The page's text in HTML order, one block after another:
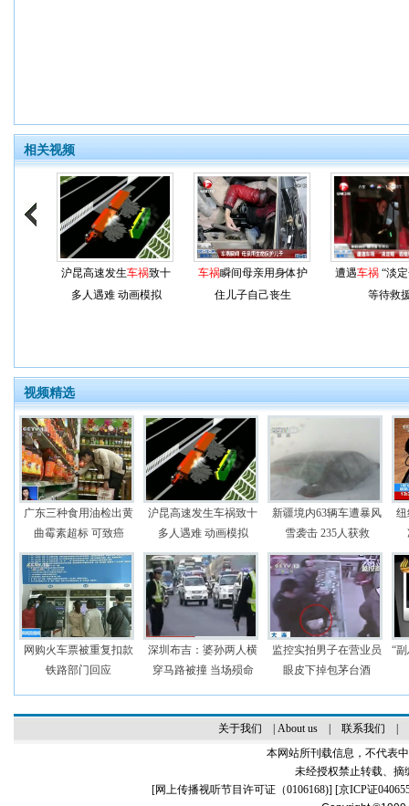
相关视频
沪昆高速发生车祸致十
多人遇难 动画模拟
车祸瞬间母亲用身体护
住儿子自己丧生
遭遇车祸“淡定
等待救
视频精选
广东三种食用油检出黄
曲霉素超标 可致癌
沪昆高速发生车祸致十
多人遇难 动画模拟
新疆境内63辆车遭暴风
雪袭击 235人获救
网购火车票被重复扣款
铁路部门回应
深圳布吉：婆孙两人横
穿马路被撞 当场殒命
监控实拍男子在营业员
眼皮下掉包茅台酒
“
关于我们 About us| 联系我们
本网站所刊载信息，不代表
未经授权禁止转载、摘
[网上传播视听节目许可证（0106168)] [京ICP证